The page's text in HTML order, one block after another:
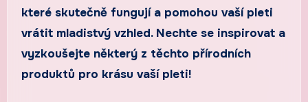
které skutečně fungují a pomohou vaší pleti
vrátit mladistvý vzhled. Nechte se inspirovat a
vyzkoušejte některý z těchto přírodních
produktů pro krásu vaší pleti!